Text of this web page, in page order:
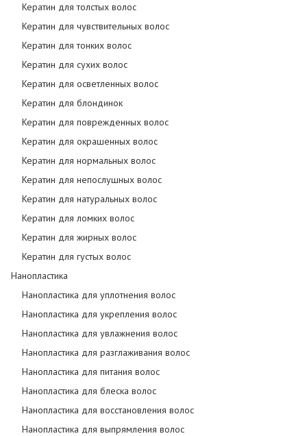
Кератин для толстых волос
Кератин для чувствительных волос
Кератин для тонких волос
Кератин для сухих волос
Кератин для осветленных волос
Кератин для блондинок
Кератин для поврежденных волос
Кератин для окрашенных волос
Кератин для нормальных волос
Кератин для непослушных волос
Кератин для натуральных волос
Кератин для ломких волос
Кератин для жирных волос
Кератин для густых волос
Нанопластика
Нанопластика для уплотнения волос
Нанопластика для укрепления волос
Нанопластика для увлажнения волос
Нанопластика для разглаживания волос
Нанопластика для питания волос
Нанопластика для блеска волос
Нанопластика для восстановления волос
Нанопластика для выпрямления волос